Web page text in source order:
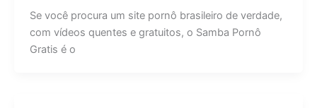
Se você procura um site pornô brasileiro de verdade,
com vídeos quentes e gratuitos, o Samba Pornô
Gratis é o